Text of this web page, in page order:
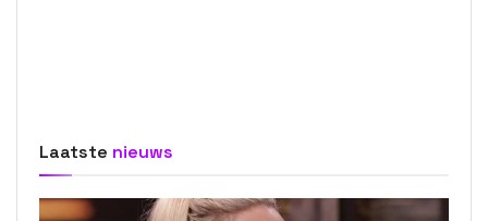
Laatste nieuws